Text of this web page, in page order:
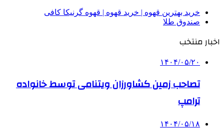
خرید بهترین قهوه | خرید قهوه | قهوه گرنیکا کافی
صندوق طلا
اخبار منتخب
۱۴۰۴/۰۵/۲۰
تصاحب زمین کشاورزان ویتنامی توسط خانواده
ترامپ
۱۴۰۴/۰۵/۱۸